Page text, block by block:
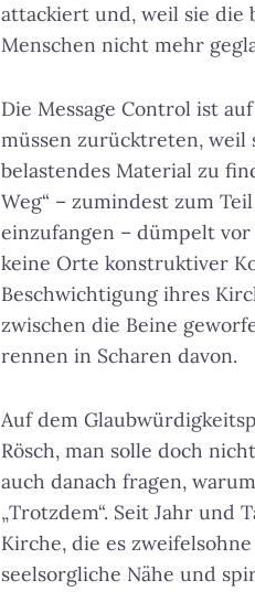
attackiert und, weil sie die
Menschen nicht mehr
Die Message Control ist
müssen zurücktreten,
belastendes Material zu
Weg“ – zumindest zum
einzufangen – dümpelt
keine Orte konstruktiver
Beschwichtigung ihres
zwischen die Beine
rennen in Scharen davon.
Auf dem
Rösch, man solle doch
auch danach fragen,
„Trotzdem“. Seit Jahr
Kirche, die es
seelsorgliche Nähe und